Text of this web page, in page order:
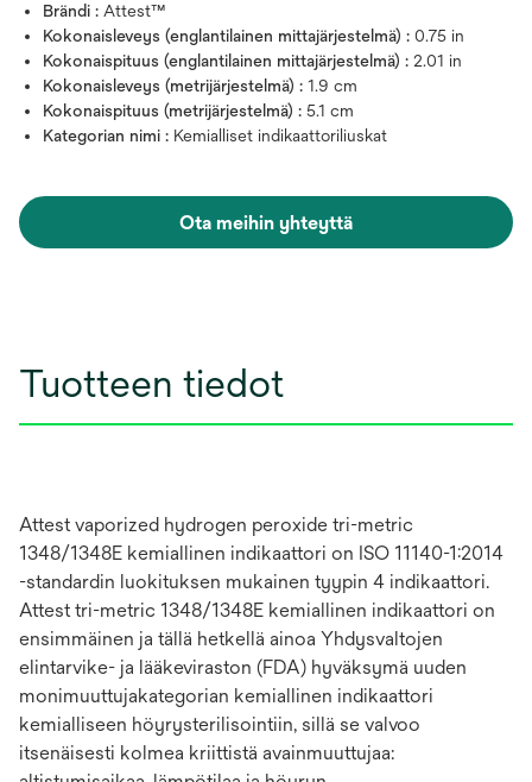
Brändi : Attest™
Kokonaisleveys (englantilainen mittajärjestelmä) : 0.75 in
Kokonaispituus (englantilainen mittajärjestelmä) : 2.01 in
Kokonaisleveys (metrijärjestelmä) : 1.9 cm
Kokonaispituus (metrijärjestelmä) : 5.1 cm
Kategorian nimi : Kemialliset indikaattoriliuskat
Ota meihin yhteyttä
Tuotteen tiedot
Attest vaporized hydrogen peroxide tri-metric
1348/1348E kemiallinen indikaattori on ISO 11140-1:2014
-standardin luokituksen mukainen tyypin 4 indikaattori.
Attest tri-metric 1348/1348E kemiallinen indikaattori on
ensimmäinen ja tällä hetkellä ainoa Yhdysvaltojen
elintarvike- ja lääkeviraston (FDA) hyväksymä uuden
monimuuttujakategorian kemiallinen indikaattori
kemialliseen höyrysterilisointiin, sillä se valvoo
itsenäisesti kolmea kriittistä avainmuuttujaa: